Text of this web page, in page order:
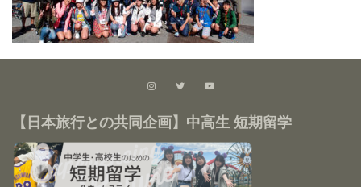
【日本旅行との共同企画】中高生 短期留学